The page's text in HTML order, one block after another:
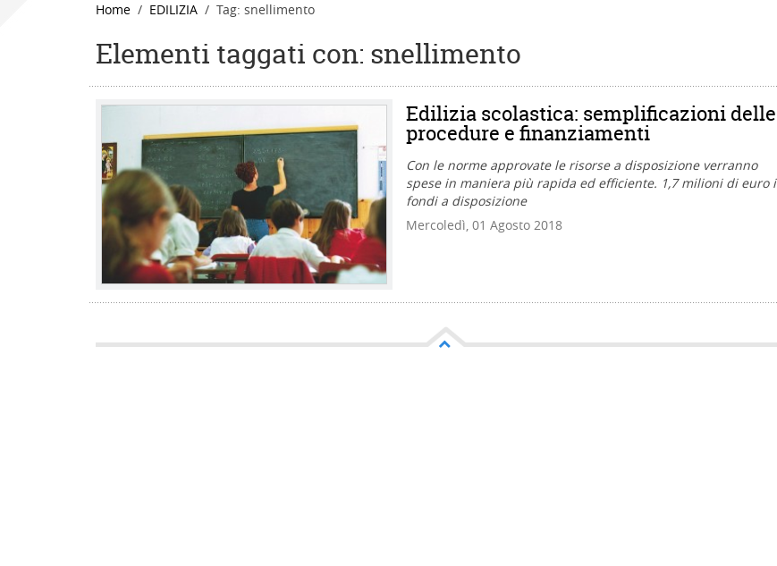
Home EDILIZIA Tag: snellimento
Elementi taggati con: snellimento
Edilizia scolastica: semplificazioni delle
procedure e finanziamenti
Con le norme approvate le risorse a disposizione verranno
spese in maniera più rapida ed efficiente. 1,7 milioni di euro i
fondi a disposizione
Mercoledì, 01 Agosto 2018